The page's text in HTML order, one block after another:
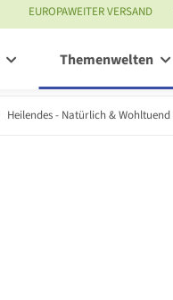
EUROPAWEITER VERSAND
Themenwelten
Heilendes - Natürlich & Wohltuend